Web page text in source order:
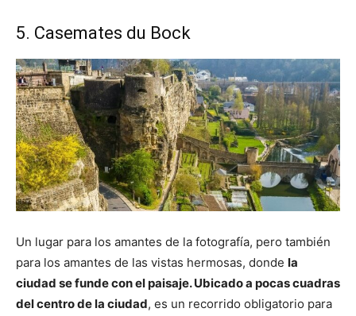
5. Casemates du Bock
Un lugar para los amantes de la fotografía, pero también
para los amantes de las vistas hermosas, donde la
ciudad se funde con el paisaje. Ubicado a pocas cuadras
del centro de la ciudad, es un recorrido obligatorio para